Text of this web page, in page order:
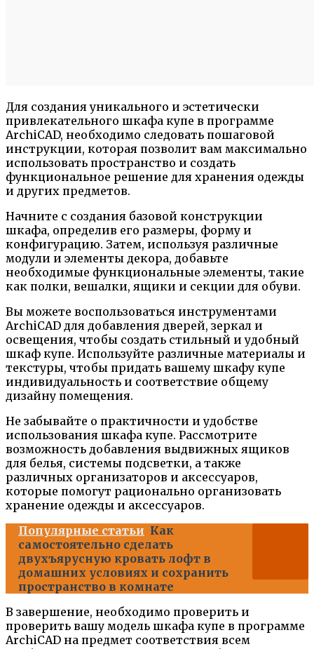
Для создания уникального и эстетически
привлекательного шкафа купе в программе
ArchiCAD, необходимо следовать пошаговой
инструкции, которая позволит вам максимально
использовать пространство и создать
функциональное решение для хранения одежды
и других предметов.
Начните с создания базовой конструкции
шкафа, определив его размеры, форму и
конфигурацию. Затем, используя различные
модули и элементы декора, добавьте
необходимые функциональные элементы, такие
как полки, вешалки, ящики и секции для обуви.
Вы можете воспользоваться инструментами
ArchiCAD для добавления дверей, зеркал и
освещения, чтобы создать стильный и удобный
шкаф купе. Используйте различные материалы и
текстуры, чтобы придать вашему шкафу купе
индивидуальность и соответствие общему
дизайну помещения.
Не забывайте о практичности и удобстве
использования шкафа купе. Рассмотрите
возможность добавления выдвижных ящиков
для белья, системы подсветки, а также
различных организаторов и аксессуаров,
которые помогут рационально организовать
хранение одежды и аксессуаров.
Популярные статьи Как
самостоятельно сделать
двухъярусную кровать лофт в
домашних условиях и сохранить
пространство в комнате
В завершение, необходимо проверить и
проверить вашу модель шкафа купе в программе
ArchiCAD на предмет соответствия всем